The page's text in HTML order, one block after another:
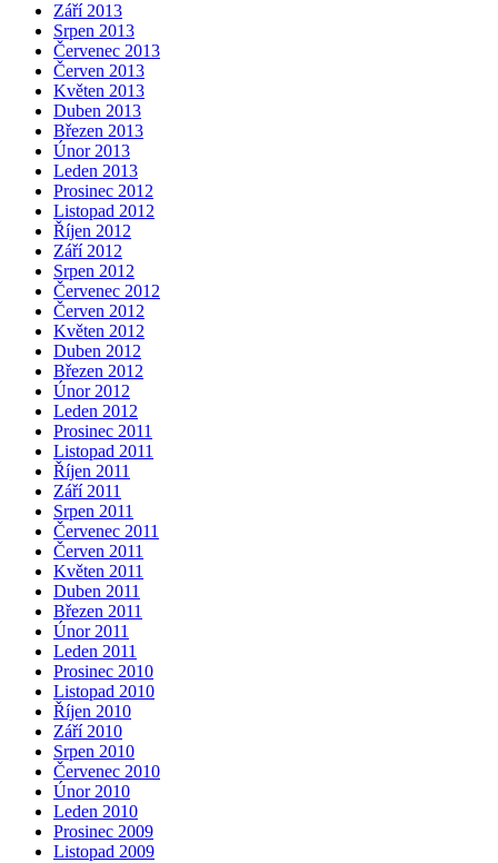
Září 2013
Srpen 2013
Červenec 2013
Červen 2013
Květen 2013
Duben 2013
Březen 2013
Únor 2013
Leden 2013
Prosinec 2012
Listopad 2012
Říjen 2012
Září 2012
Srpen 2012
Červenec 2012
Červen 2012
Květen 2012
Duben 2012
Březen 2012
Únor 2012
Leden 2012
Prosinec 2011
Listopad 2011
Říjen 2011
Září 2011
Srpen 2011
Červenec 2011
Červen 2011
Květen 2011
Duben 2011
Březen 2011
Únor 2011
Leden 2011
Prosinec 2010
Listopad 2010
Říjen 2010
Září 2010
Srpen 2010
Červenec 2010
Únor 2010
Leden 2010
Prosinec 2009
Listopad 2009